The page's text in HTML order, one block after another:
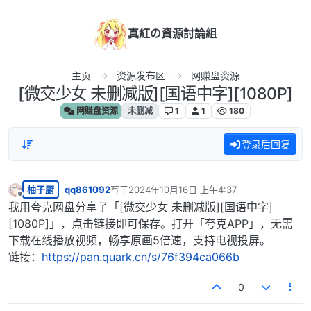
真紅の資源討論組
主页 资源发布区 网赚盘资源
[微交少女 未删减版][国语中字][1080P]
网赚盘资源 未删减 1 1 180
登录后回复
离线
柚子厨 qq861092写于2024年10月16日 上午4:37
最后由 编辑
我用夸克网盘分享了「[微交少女 未删减版][国语中字]
[1080P]」，点击链接即可保存。打开「夸克APP」，无需
下载在线播放视频，畅享原画5倍速，支持电视投屏。
链接： https://pan.quark.cn/s/76f394ca066b
0